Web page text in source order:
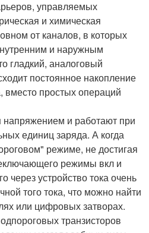
управляемых
и химическая
от каналов, в которых
и наружным
гладкий, аналоговый
постоянное накопление
вместо простых операций
напряжением и работают при
единиц заряда. А когда
режиме, не достигая
режимы вкл и
через устройство тока очень
того тока, что можно найти
или цифровых затворах.
транзисторов